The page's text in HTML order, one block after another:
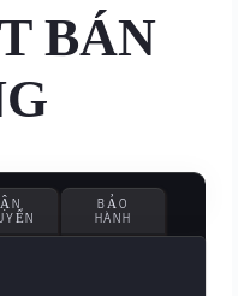
BÁN
BẢO
HÀNH